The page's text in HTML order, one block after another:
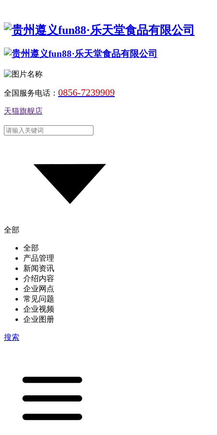
全国服务电话： 0856-7239909
天猫旗舰店
全部
全部
产品管理
新闻资讯
介绍内容
企业网点
常见问题
企业视频
企业图册
搜索